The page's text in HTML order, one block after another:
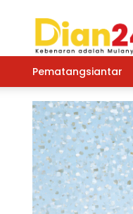
Pematangsiantar